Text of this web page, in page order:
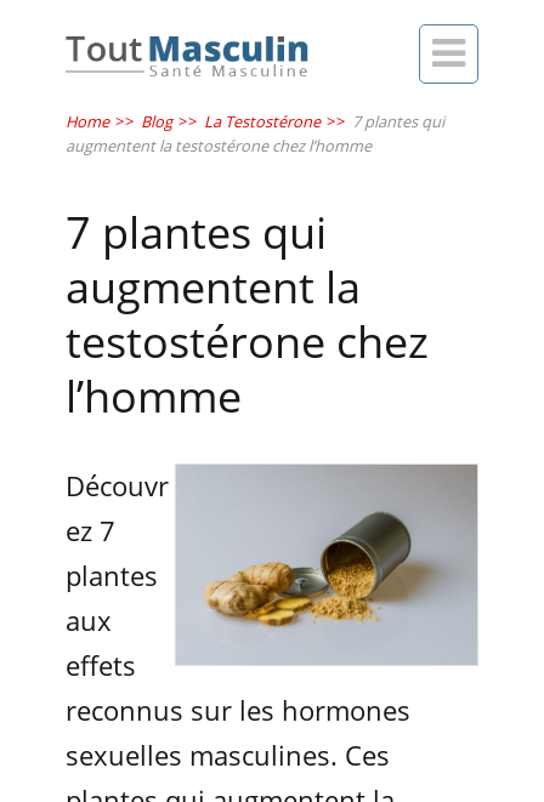

Home >> Blog >> La Testostérone >> 7 plantes qui
augmentent la testostérone chez l’homme
7 plantes qui
augmentent la
testostérone chez
l’homme
Découvr
ez 7
plantes
aux
effets
reconnus sur les hormones
sexuelles masculines. Ces